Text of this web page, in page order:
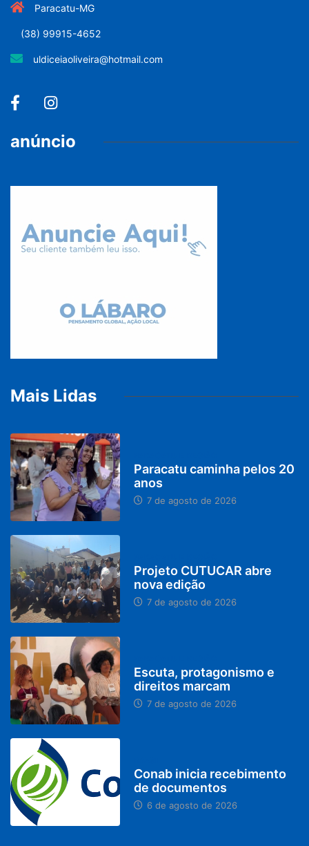
Paracatu-MG
(38) 99915-4652
uldiceiaoliveira@hotmail.com
anúncio
Mais Lidas
Paracatu caminha pelos 20
anos
7 de agosto de 2026
Projeto CUTUCAR abre
nova edição
7 de agosto de 2026
Escuta, protagonismo e
direitos marcam
7 de agosto de 2026
Conab inicia recebimento
de documentos
6 de agosto de 2026